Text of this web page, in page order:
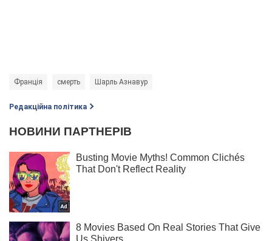
Франція смерть Шарль Азнавур
Редакційна політика